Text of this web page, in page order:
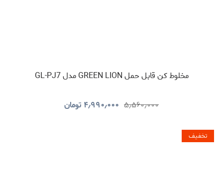
مخلوط کن قابل حمل GREEN LION مدل GL-PJ7
۵٫۵۶۰٫۰۰۰ ۴٫۹۹۰٫۰۰۰ تومان
تخفیف